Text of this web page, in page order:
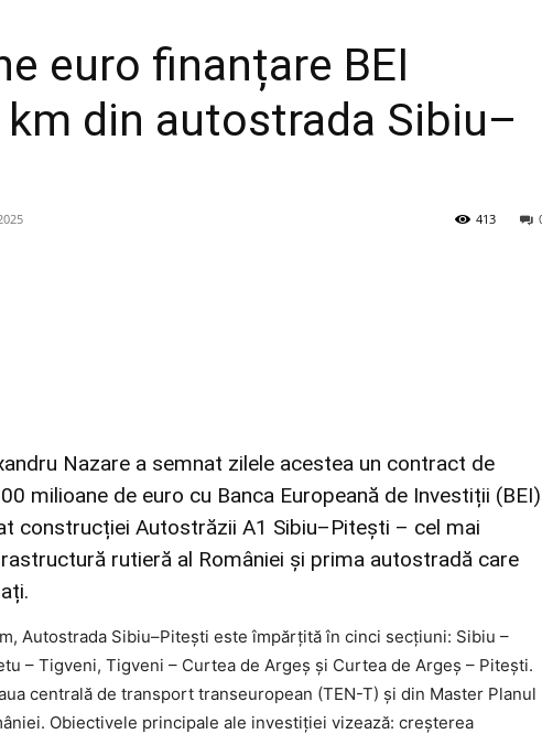
euro finanțare BEI
din autostrada Sibiu–
413
Nazare a semnat zilele acestea un contract de
milioane de euro cu Banca Europeană de Investiții
construcției Autostrăzii A1 Sibiu–Pitești – cel mai
rutieră al României și prima autostradă care
Autostrada Sibiu–Pitești este împărțită în cinci secțiuni: Sibiu –
– Tigveni, Tigveni – Curtea de Argeș și Curtea de Argeș – Pitești.
centrală de transport transeuropean (TEN-T) și din Master Planul
Obiectivele principale ale investiției vizează: creșterea